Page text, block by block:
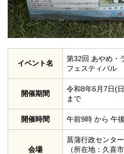
イベント名
第32回 あやめ・
フェスティバル
開催期間
令和8年6月7日(
まで
開催時間 午前9時 から 午
会場
菖蒲行政センタ
（所在地：久喜